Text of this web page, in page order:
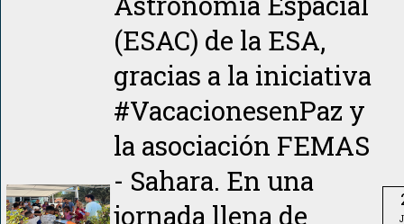
(ESAC) de la ESA,
gracias a la iniciativa
#VacacionesenPaz y
la asociación FEMAS
- Sahara. En una
jornada llena de